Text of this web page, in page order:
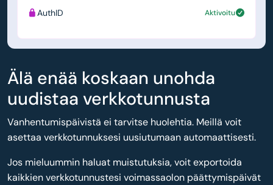
AuthID Aktivoitu
Älä enää koskaan unohda
uudistaa verkkotunnusta
Vanhentumispäivistä ei tarvitse huolehtia. Meillä voit
asettaa verkkotunnuksesi uusiutumaan automaattisesti.
Jos mieluummin haluat muistutuksia, voit exportoida
kaikkien verkkotunnustesi voimassaolon päättymispäivät